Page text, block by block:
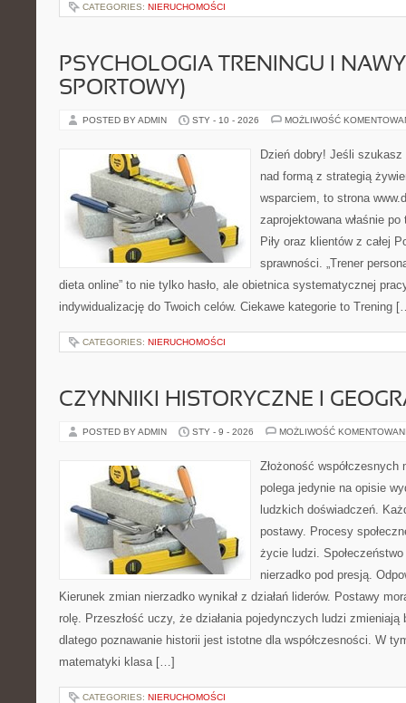
CATEGORIES: NIERUCHOMOŚCI
PSYCHOLOGIA TRENINGU I
SPORTOWY)
POSTED BY ADMIN STY - 10 - 2026 MOŻLIWOŚĆ
Dzień dobry! Jeśli
nad formą z strategią
wsparciem, to strona
zaprojektowana właśnie
Piły oraz klientów z całej
sprawności. „Trener
dieta online” to nie tylko hasło, ale obietnica systematycznej
indywidualizację do Twoich celów. Ciekawe kategorie to Trening
CATEGORIES: NIERUCHOMOŚCI
CZYNNIKI HISTORYCZNE I
POSTED BY ADMIN STY - 9 - 2026 MOŻLIWOŚĆ
Złożoność
polega jedynie na opisie
ludzkich doświadczeń.
postawy. Procesy
życie ludzi.
nierzadko pod presją.
Kierunek zmian nierzadko wynikał z działań liderów. Postawy
rolę. Przeszłość uczy, że działania pojedynczych ludzi zmieniają
dlatego poznawanie historii jest istotne dla współczesności. W
matematyki klasa […]
CATEGORIES: NIERUCHOMOŚCI